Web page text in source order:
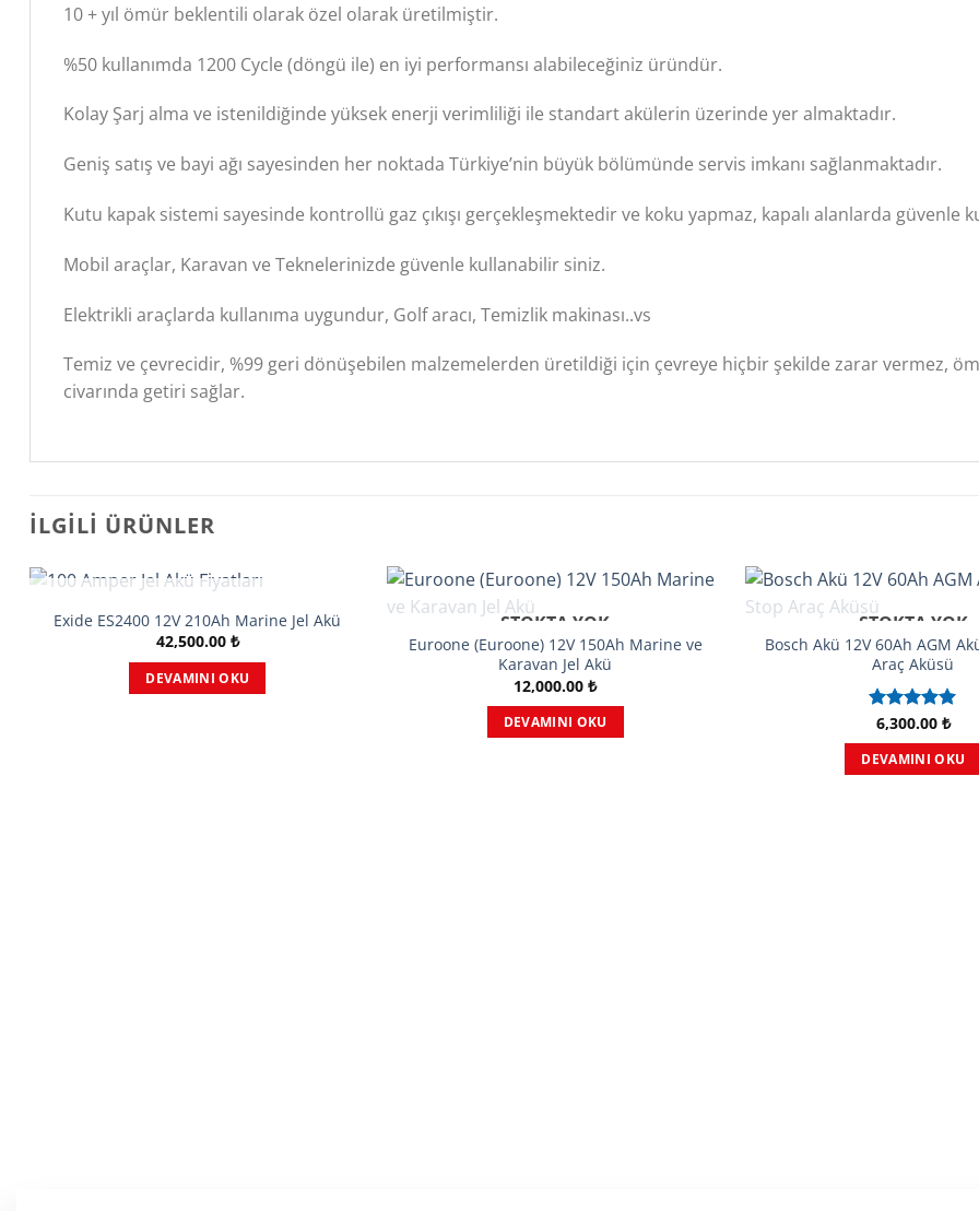
10 + yıl ömür beklentili olarak özel olarak üretilmiştir.
%50 kullanımda 1200 Cycle (döngü ile) en iyi performansı alabileceğiniz üründür.
Kolay Şarj alma ve istenildiğinde yüksek enerji verimliliği ile standart akülerin üzerinde yer almaktadır.
Geniş satış ve bayi ağı sayesinden her noktada Türkiye’nin büyük bölümünde servis imkanı sağlanmaktadır.
Kutu kapak sistemi sayesinde kontrollü gaz çıkışı gerçekleşmektedir ve koku yapmaz, kapalı alanlarda güvenle
Mobil araçlar, Karavan ve Teknelerinizde güvenle kullanabilir siniz.
Elektrikli araçlarda kullanıma uygundur, Golf aracı, Temizlik makinası..vs
Temiz ve çevrecidir, %99 geri dönüşebilen malzemelerden üretildiği için çevreye hiçbir şekilde zarar vermez,
civarında getiri sağlar.
İLGILI ÜRÜNLER
STOKTA YOK
Exide ES2400 12V 210Ah Marine Jel Akü
42,500.00 ₺
DEVAMINI OKU
STOKTA YOK
Euroone (Euroone) 12V 150Ah Marine ve
Karavan Jel Akü
12,000.00₺
DEVAMINI OKU
STOKTA YOK
Bosch Akü 12V 60Ah AGM
Araç Aküsü
5 üzerinden
5.00oy
aldı
6,300.00 ₺
DEVAMINI OKU